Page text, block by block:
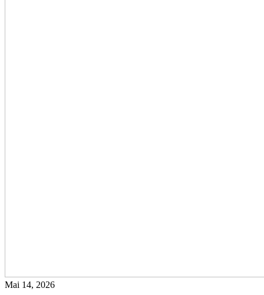
Mai 14, 2026